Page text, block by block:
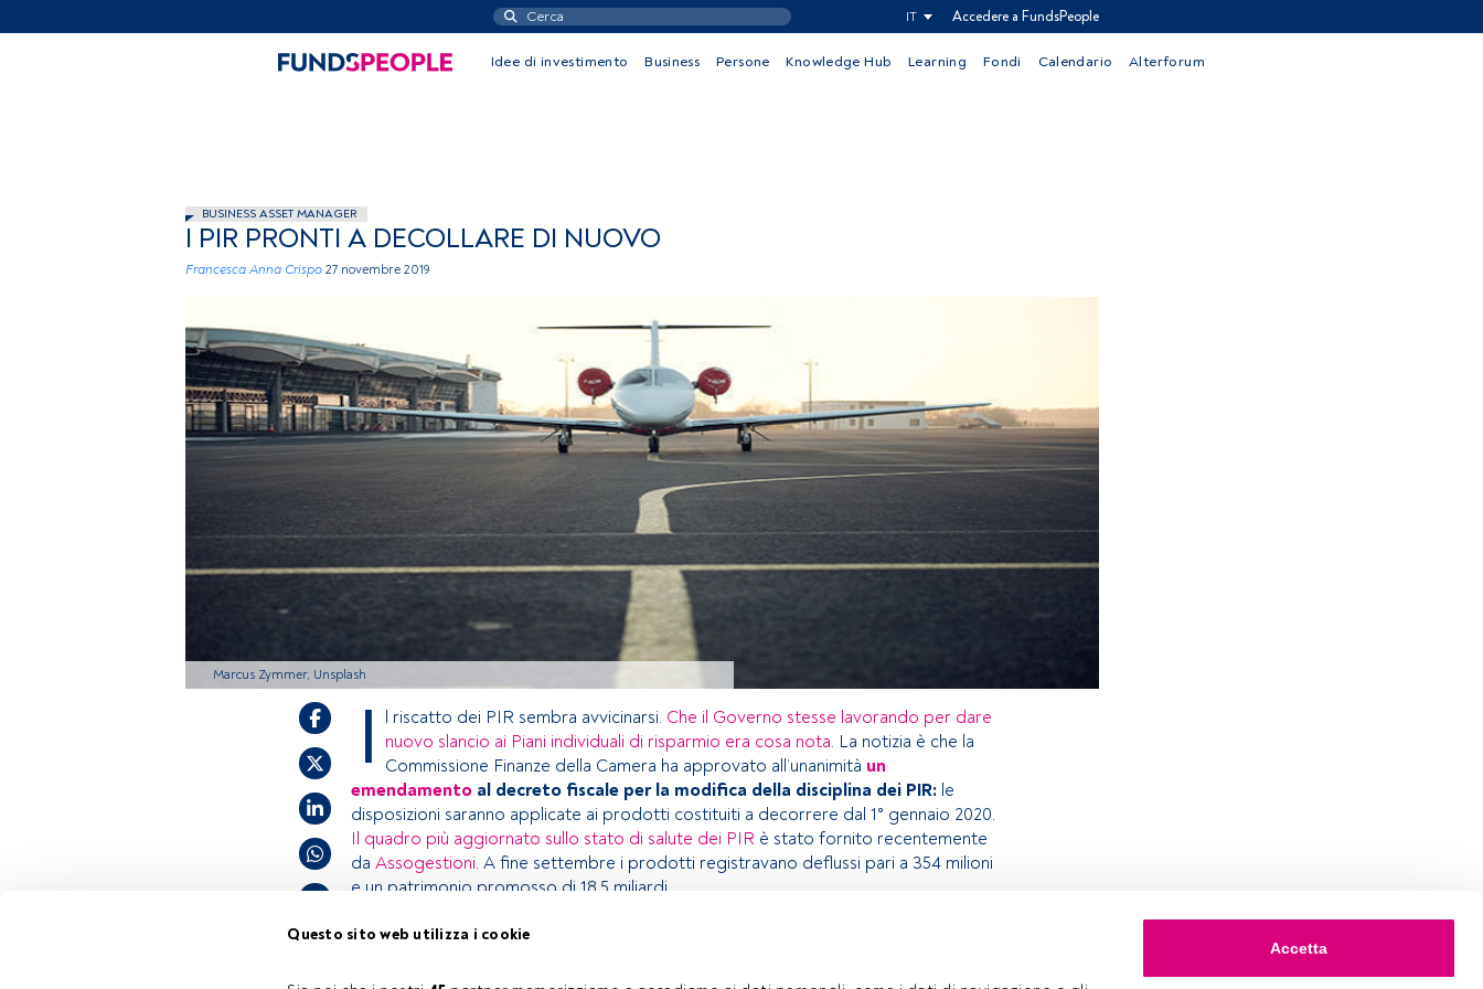
Questo sito web utilizza i cookie
Accetta
IT Accedere a FundsPeople
Idee di investimento Business Persone Knowledge Hub Learning Fondi Calendario Alterforum
BUSINESS ASSET MANAGER
I PIR PRONTI A DECOLLARE DI NUOVO
Francesca Anna Crispo 27 novembre 2019
Marcus Zymmer, Unsplash
Tempo di lettura: 3 min.
I l riscatto dei PIR sembra avvicinarsi. Che il Governo stesse lavorando per dare
nuovo slancio ai Piani individuali di risparmio era cosa nota. La notizia è che la
Commissione Finanze della Camera ha approvato all’unanimità un
emendamento al decreto fiscale per la modifica della disciplina dei PIR: le
disposizioni saranno applicate ai prodotti costituiti a decorrere dal 1° gennaio 2020.
Il quadro più aggiornato sullo stato di salute dei PIR è stato fornito recentemente
da Assogestioni. A fine settembre i prodotti registravano deflussi pari a 354 milioni
e un patrimonio promosso di 18,5 miliardi.